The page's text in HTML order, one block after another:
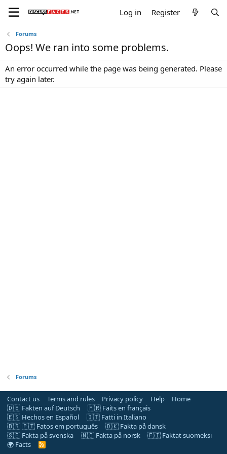
Log in Register
Forums
Oops! We ran into some problems.
An error occurred while the page was being generated. Please
try again later.
Forums
Contact us Terms and rules Privacy policy Help
Home
🇩🇪 Fakten auf Deutsch
🇫🇷 Faits en français
🇪🇸 Hechos en Español
🇮🇹 Fatti in Italiano
🇧🇷 🇵🇹 Fatos em português
🇩🇰 Fakta på dansk
🇸🇪 Fakta på svenska
🇳🇴 Fakta på norsk
🇫🇮 Faktat suomeksi
🌍 Facts
R